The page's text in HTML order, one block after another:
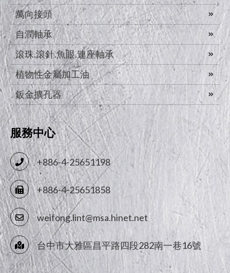
萬向接頭
自潤軸承
滾珠.滾針.魚眼.連座軸承
植物性金屬加工油
鈑金擴孔器
服務中心
+886-4-25651198
+886-4-25651858
weifong.lint@msa.hinet.net
台中市大雅區昌平路四段282南一巷16號